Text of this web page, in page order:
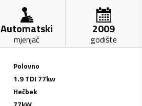
Automatski
mjenjač
2009
godište
Polovno
1.9 TDI 77kw
Hečbek